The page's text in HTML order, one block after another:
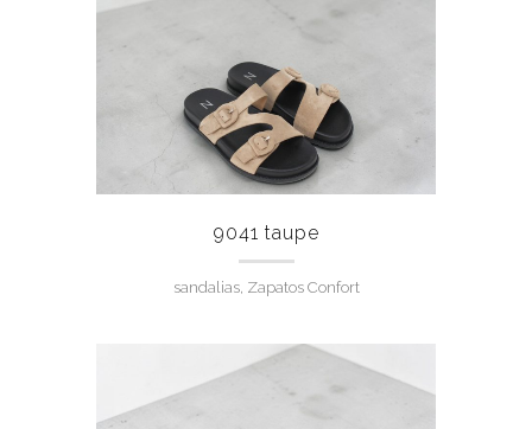
9041 taupe
sandalias, Zapatos Confort